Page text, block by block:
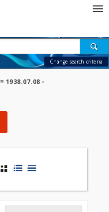
Change search criteria
1938.07.08 -